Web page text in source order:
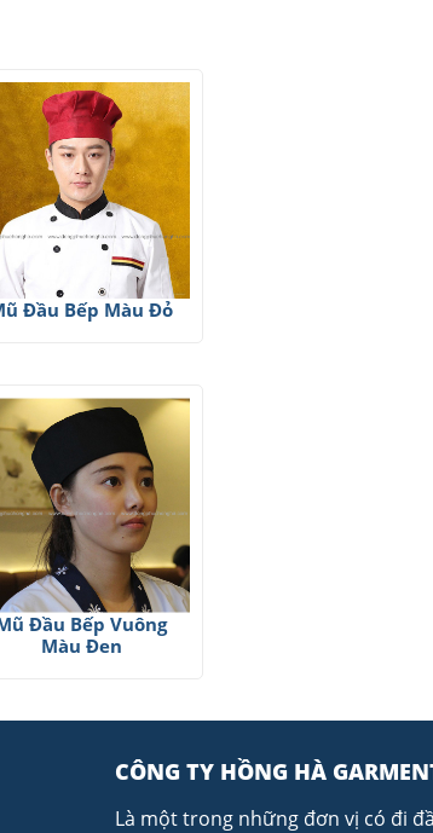
Đầu Bếp Màu Đỏ
Đầu Bếp Vuông
Màu Đen
CÔNG TY HỒNG HÀ
Là một trong những đơn vị có đi